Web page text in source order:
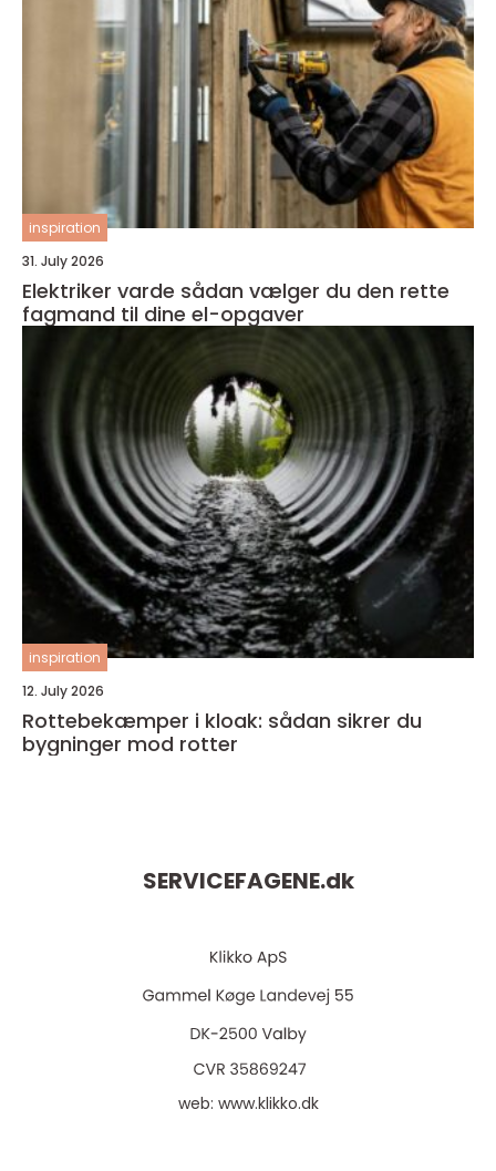
inspiration
31. July 2026
Elektriker varde sådan vælger du den rette
fagmand til dine el-opgaver
inspiration
12. July 2026
Rottebekæmper i kloak: sådan sikrer du
bygninger mod rotter
SERVICEFAGENE.dk
web: www.klikko.dk